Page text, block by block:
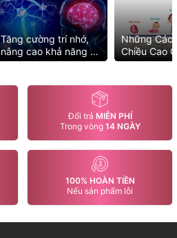
Tăng cường trí nhớ,
nâng cao khả năng tư
duy với những cách
Những
Chiều Cao
Tốt Nhất
Đổi trả MIỄN PHÍ
Trong vòng 14 NGÀY
100% HOÀN TIỀN
Nếu sản phẩm lỗi